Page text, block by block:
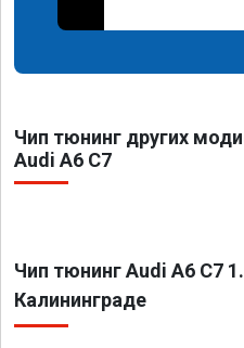
Чип тюнинг других
Audi A6 C7
Чип тюнинг Audi A6 C7
Калининграде